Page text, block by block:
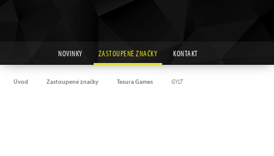
NOVINKY ZASTOUPENÉ ZNAČKY KONTAKT
Úvod Zastoupené značky Tesura Games GYLT